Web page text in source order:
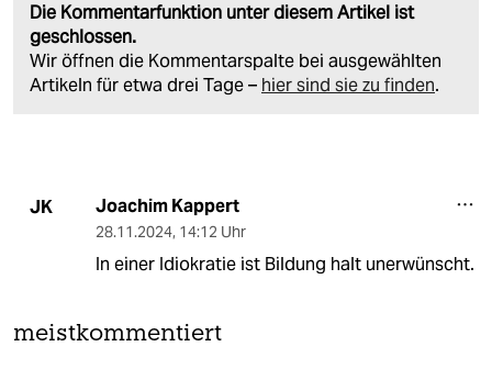
Die Kommentarfunktion unter diesem Artikel ist
geschlossen.
Wir öffnen die Kommentarspalte bei ausgewählten
Artikeln für etwa drei Tage – hier sind sie zu finden.
JK Joachim Kappert
28.11.2024, 14:12 Uhr
In einer Idiokratie ist Bildung halt unerwünscht.
meistkommentiert